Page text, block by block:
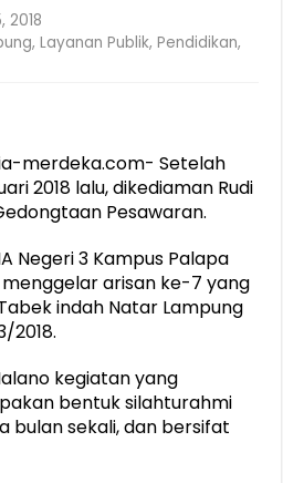
dan Mobilitas Masyarakat,
Ajak Masyarakat Akhiri Lawan
2018
,Layanan Publik,Pendidikan,
merdeka.com- Setelah
2018 lalu, dikediaman Rudi
Pesawaran.
Negeri 3 Kampus Palapa
arisan ke-7 yang
indah Natar Lampung
2018.
kegiatan yang
bentuk silahturahmi
bulan sekali, dan bersifat